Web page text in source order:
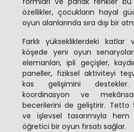
özellikler, çocukların hayal
oyun alanlarında sıra dışı bir
Farklı yüksekliklerdeki
köşede yeni oyun
elemanları, ipli geçişler,
paneller, fiziksel aktiviteyi
kas gelişimini
koordinasyon ve
becerilerini de geliştirir. Tetto
ve işlevsel tasarımıyla
öğretici bir oyun fırsatı sağlar.